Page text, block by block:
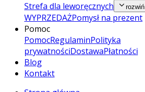
Strefa dla leworęcznych
rozwiń
WYPRZEDAŻPomysł na prezent
Pomoc
PomocRegulaminPolityka
prywatnościDostawaPłatności
Blog
Kontakt